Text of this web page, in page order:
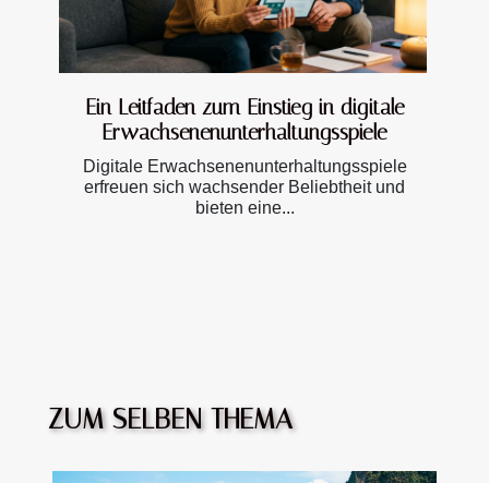
Ein Leitfaden zum Einstieg in digitale
Erwachsenenunterhaltungsspiele
Digitale Erwachsenenunterhaltungsspiele
erfreuen sich wachsender Beliebtheit und
bieten eine...
ZUM SELBEN THEMA